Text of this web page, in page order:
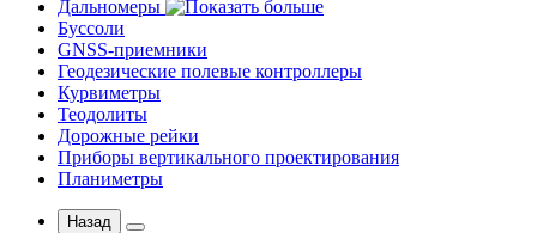
Дальномеры
Буссоли
GNSS-приемники
Геодезические полевые контроллеры
Курвиметры
Теодолиты
Дорожные рейки
Приборы вертикального проектирования
Планиметры
Назад